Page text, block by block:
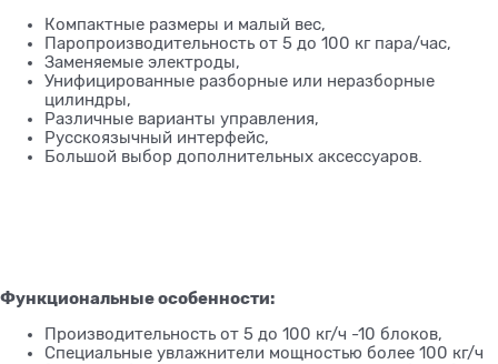
Компактные размеры и малый вес,
Паропроизводительность от 5 до 100 кг пара/час,
Заменяемые электроды,
Унифицированные разборные или неразборные
цилиндры,
Различные варианты управления,
Русскоязычный интерфейс,
Большой выбор дополнительных аксессуаров.
Функциональные особенности:
Производительность от 5 до 100 кг/ч -10 блоков,
Специальные увлажнители мощностью более 100 кг/ч